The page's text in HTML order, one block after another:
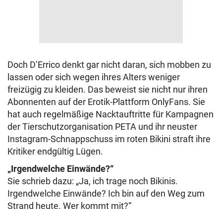
Doch D’Errico denkt gar nicht daran, sich mobben zu
lassen oder sich wegen ihres Alters weniger
freizügig zu kleiden. Das beweist sie nicht nur ihren
Abonnenten auf der Erotik-Plattform OnlyFans. Sie
hat auch regelmäßige Nacktauftritte für Kampagnen
der Tierschutzorganisation PETA und ihr neuster
Instagram-Schnappschuss im roten Bikini straft ihre
Kritiker endgültig Lügen.
„Irgendwelche Einwände?“
Sie schrieb dazu: „Ja, ich trage noch Bikinis.
Irgendwelche Einwände? Ich bin auf den Weg zum
Strand heute. Wer kommt mit?“